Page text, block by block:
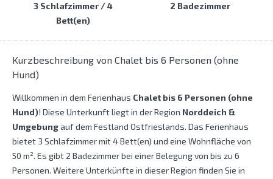
3 Schlafzimmer / 4
Bett(en)
2 Badezimmer
Kurzbeschreibung von Chalet bis 6 Personen (ohne
Hund)
Willkommen in dem Ferienhaus Chalet bis 6 Personen (ohne
Hund)! Diese Unterkunft liegt in der Region Norddeich &
Umgebungauf dem Festland Ostfrieslands. Das Ferienhaus
bietet 3 Schlafzimmer mit 4 Bett(en) und eine Wohnfläche von
50 m². Es gibt 2 Badezimmer bei einer Belegung von bis zu 6
Personen. Weitere Unterkünfte in dieser Region finden Sie in